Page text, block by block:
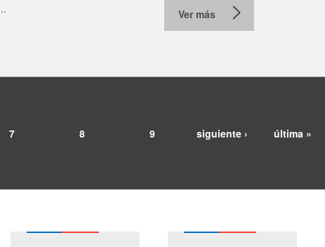
Ver más
7 8 9 siguiente › última »